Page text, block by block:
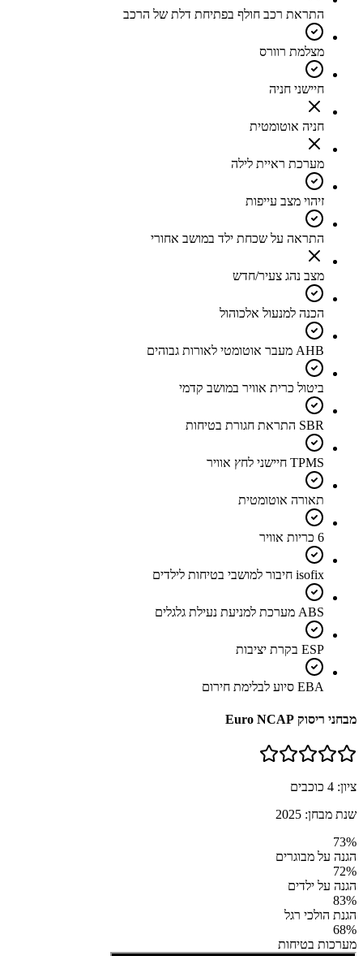
התראת רכב חולף בפתיחת דלת של הרכב
מצלמת רוורס
חיישני חניה
חניה אוטומטית
מערכת ראיית לילה
זיהוי מצב עייפות
התראה על שכחת ילד במושב אחורי
מצב נהג צעיר/חדש
הכנה למנעול אלכוהול
AHB מעבר אוטומטי לאורות גבוהים
ביטול כרית אוויר במושב קדמי
SBR התראת חגורת בטיחות
TPMS חיישני לחץ אוויר
תאורה אוטומטית
6 כריות אוויר
isofix חיבור למושבי בטיחות לילדים
ABS מערכת למניעת נעילת גלגלים
ESP בקרת יציבות
EBA סיוע לבלימת חירום
מבחני ריסוק Euro NCAP
ציון: 4 כוכבים
שנת מבחן: 2025
73%
הגנה על מבוגרים
72%
הגנה על ילדים
83%
הגנת הולכי רגל
68%
מערכות בטיחות